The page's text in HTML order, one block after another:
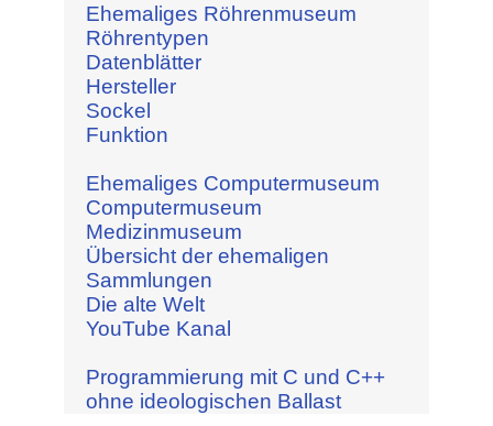
Ehemaliges Röhrenmuseum
Röhrentypen
Datenblätter
Hersteller
Sockel
Funktion
Ehemaliges Computermuseum
Computermuseum
Medizinmuseum
Übersicht der ehemaligen
Sammlungen
Die alte Welt
YouTube Kanal
Programmierung mit C und C++
ohne ideologischen Ballast